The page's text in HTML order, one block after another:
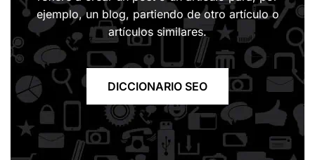
ejemplo, un blog, partiendo de otro artículo o
artículos similares.
DICCIONARIO SEO